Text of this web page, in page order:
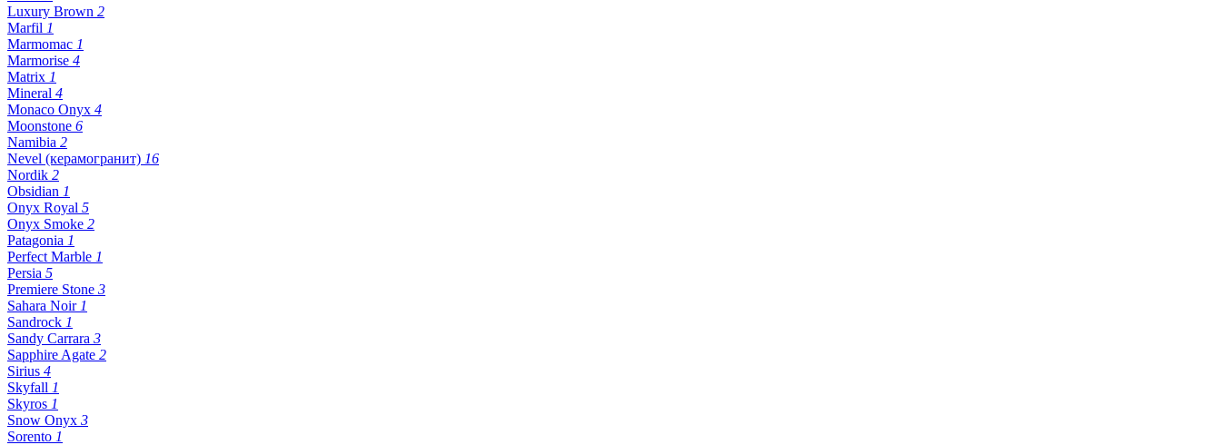
Luxury Brown 2
Marfil 1
Marmomac 1
Marmorise 4
Matrix 1
Mineral 4
Monaco Onyx 4
Moonstone 6
Namibia 2
Nevel (керамогранит) 16
Nordik 2
Obsidian 1
Onyx Royal 5
Onyx Smoke 2
Patagonia 1
Perfect Marble 1
Persia 5
Premiere Stone 3
Sahara Noir 1
Sandrock 1
Sandy Carrara 3
Sapphire Agate 2
Sirius 4
Skyfall 1
Skyros 1
Snow Onyx 3
Sorento 1